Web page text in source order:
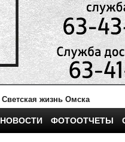
Светская жизнь Омска
НОВОСТИ ФОТООТЧЕТЫ